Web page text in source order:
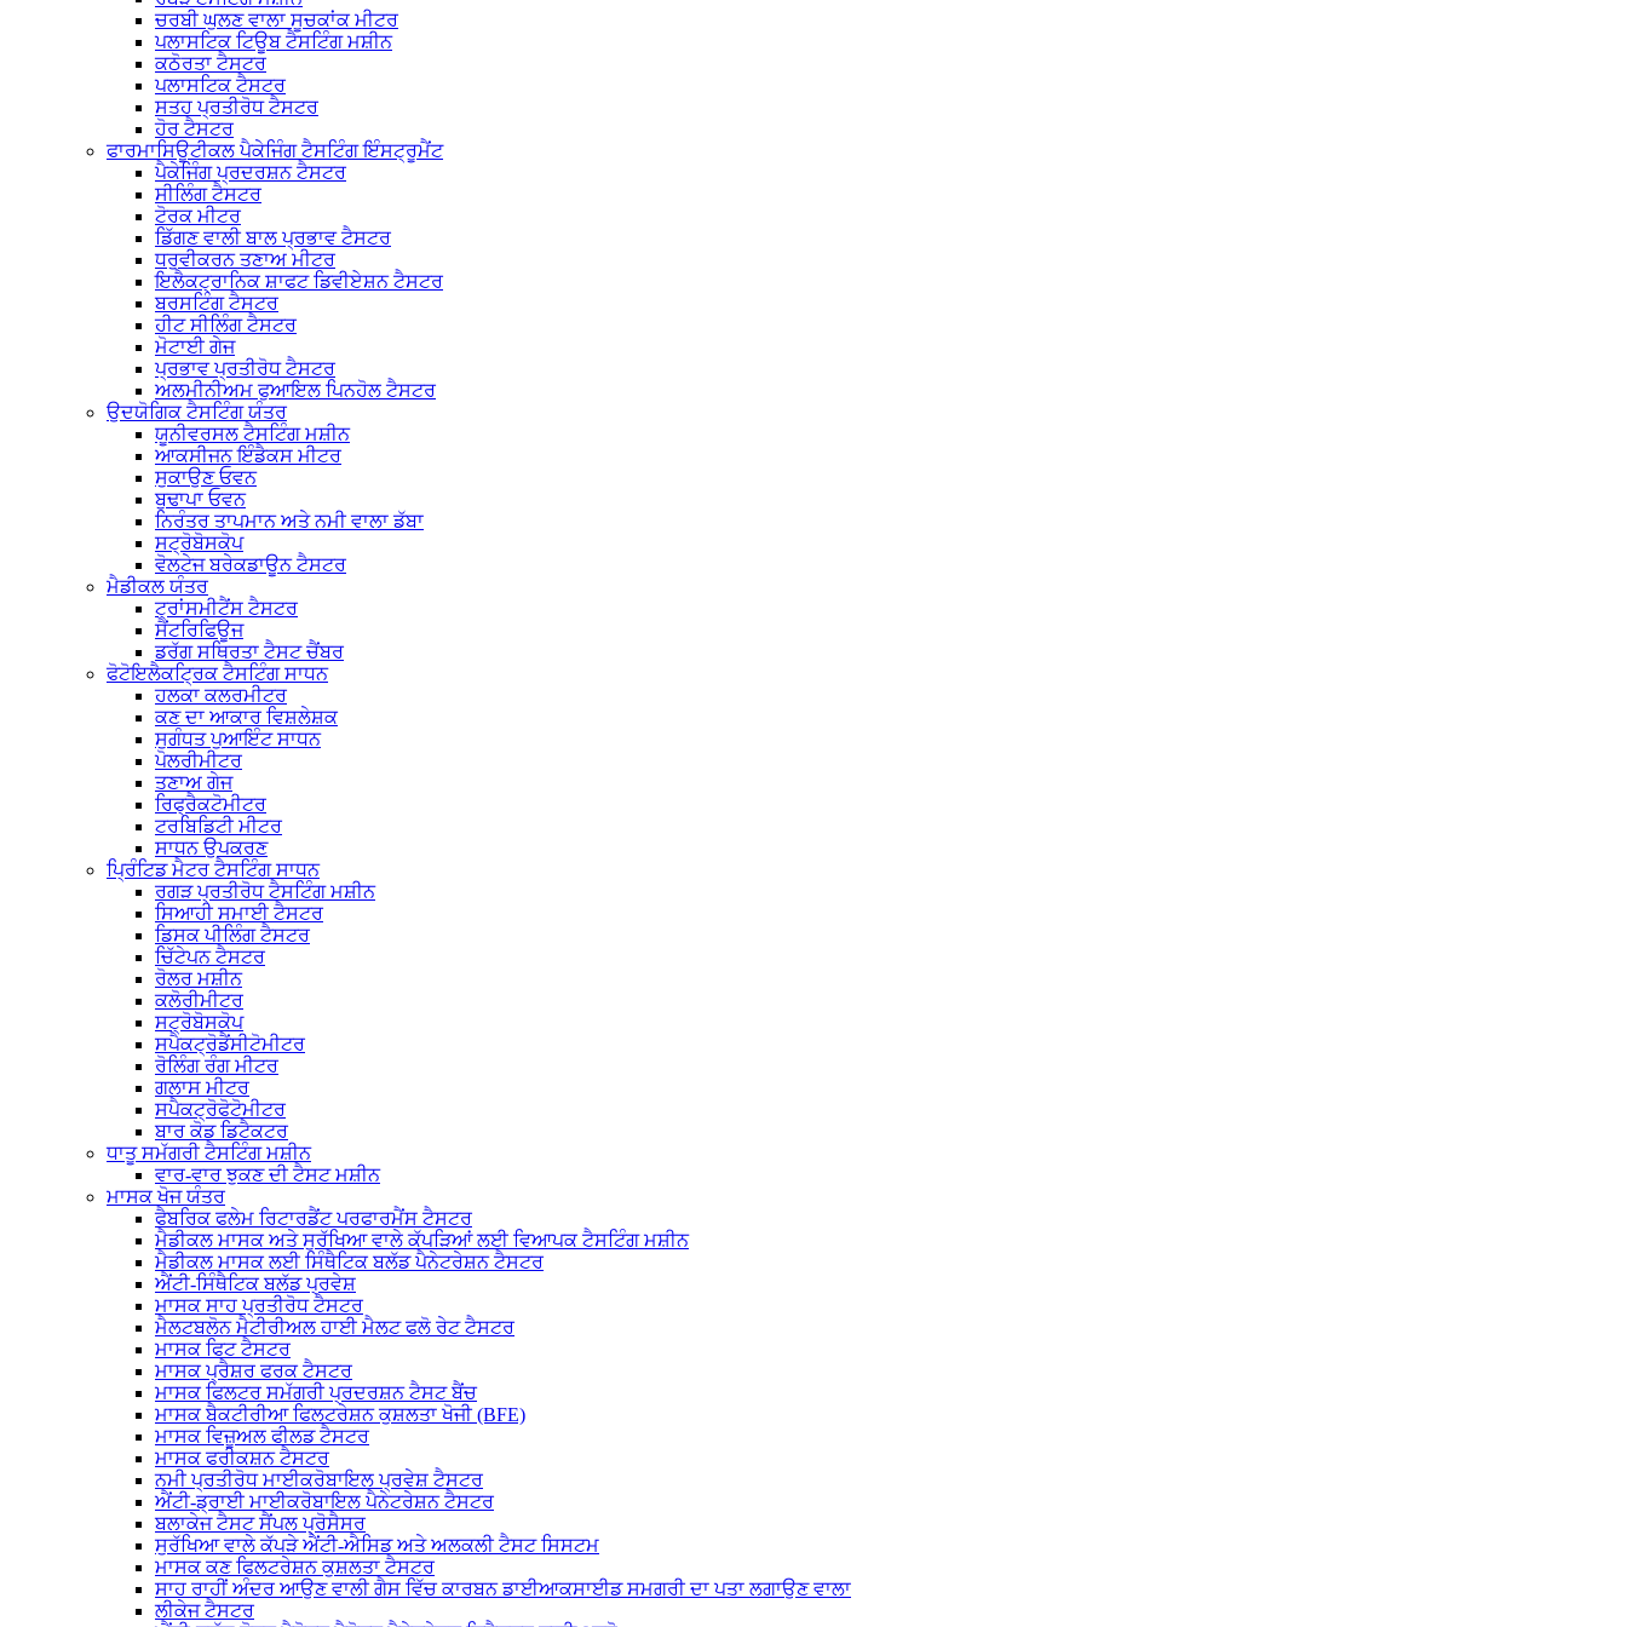
ਚਰਬੀ ਘੁਲਣ ਵਾਲਾ ਸੂਚਕਾਂਕ ਮੀਟਰ
ਪਲਾਸਟਿਕ ਟਿਊਬ ਟੈਸਟਿੰਗ ਮਸ਼ੀਨ
ਕਠੋਰਤਾ ਟੈਸਟਰ
ਪਲਾਸਟਿਕ ਟੈਸਟਰ
ਸਤਹ ਪ੍ਰਤੀਰੋਧ ਟੈਸਟਰ
ਹੋਰ ਟੈਸਟਰ
ਫਾਰਮਾਸਿਊਟੀਕਲ ਪੈਕੇਜਿੰਗ ਟੈਸਟਿੰਗ ਇੰਸਟ੍ਰੂਮੈਂਟ
ਪੈਕੇਜਿੰਗ ਪ੍ਰਦਰਸ਼ਨ ਟੈਸਟਰ
ਸੀਲਿੰਗ ਟੈਸਟਰ
ਟੋਰਕ ਮੀਟਰ
ਡਿੱਗਣ ਵਾਲੀ ਬਾਲ ਪ੍ਰਭਾਵ ਟੈਸਟਰ
ਧਰੁਵੀਕਰਨ ਤਣਾਅ ਮੀਟਰ
ਇਲੈਕਟ੍ਰਾਨਿਕ ਸ਼ਾਫਟ ਡਿਵੀਏਸ਼ਨ ਟੈਸਟਰ
ਬਰਸਟਿੰਗ ਟੈਸਟਰ
ਹੀਟ ਸੀਲਿੰਗ ਟੈਸਟਰ
ਮੋਟਾਈ ਗੇਜ
ਪ੍ਰਭਾਵ ਪ੍ਰਤੀਰੋਧ ਟੈਸਟਰ
ਅਲਮੀਨੀਅਮ ਫੁਆਇਲ ਪਿਨਹੋਲ ਟੈਸਟਰ
ਉਦਯੋਗਿਕ ਟੈਸਟਿੰਗ ਯੰਤਰ
ਯੂਨੀਵਰਸਲ ਟੈਸਟਿੰਗ ਮਸ਼ੀਨ
ਆਕਸੀਜਨ ਇੰਡੈਕਸ ਮੀਟਰ
ਸੁਕਾਉਣ ਓਵਨ
ਬੁਢਾਪਾ ਓਵਨ
ਨਿਰੰਤਰ ਤਾਪਮਾਨ ਅਤੇ ਨਮੀ ਵਾਲਾ ਡੱਬਾ
ਸਟ੍ਰੋਬੋਸਕੋਪ
ਵੋਲਟੇਜ ਬਰੇਕਡਾਊਨ ਟੈਸਟਰ
ਮੈਡੀਕਲ ਯੰਤਰ
ਟ੍ਰਾਂਸਮੀਟੈਂਸ ਟੈਸਟਰ
ਸੈਂਟਰਿਫਿਊਜ
ਡਰੱਗ ਸਥਿਰਤਾ ਟੈਸਟ ਚੈਂਬਰ
ਫੋਟੋਇਲੈਕਟ੍ਰਿਕ ਟੈਸਟਿੰਗ ਸਾਧਨ
ਹਲਕਾ ਕਲਰਮੀਟਰ
ਕਣ ਦਾ ਆਕਾਰ ਵਿਸ਼ਲੇਸ਼ਕ
ਸੁਗੰਧਤ ਪੁਆਇੰਟ ਸਾਧਨ
ਪੋਲਰੀਮੀਟਰ
ਤਣਾਅ ਗੇਜ
ਰਿਫ੍ਰੈਕਟੋਮੀਟਰ
ਟਰਬਿਡਿਟੀ ਮੀਟਰ
ਸਾਧਨ ਉਪਕਰਣ
ਪ੍ਰਿੰਟਿਡ ਮੈਟਰ ਟੈਸਟਿੰਗ ਸਾਧਨ
ਰਗੜ ਪ੍ਰਤੀਰੋਧ ਟੈਸਟਿੰਗ ਮਸ਼ੀਨ
ਸਿਆਹੀ ਸਮਾਈ ਟੈਸਟਰ
ਡਿਸਕ ਪੀਲਿੰਗ ਟੈਸਟਰ
ਚਿੱਟੇਪਨ ਟੈਸਟਰ
ਰੋਲਰ ਮਸ਼ੀਨ
ਕਲੋਰੀਮੀਟਰ
ਸਟ੍ਰੋਬੋਸਕੋਪ
ਸਪੈਕਟ੍ਰੋਡੈਂਸੀਟੋਮੀਟਰ
ਰੋਲਿੰਗ ਰੰਗ ਮੀਟਰ
ਗਲਾਸ ਮੀਟਰ
ਸਪੈਕਟ੍ਰੋਫੋਟੋਮੀਟਰ
ਬਾਰ ਕੋਡ ਡਿਟੈਕਟਰ
ਧਾਤੂ ਸਮੱਗਰੀ ਟੈਸਟਿੰਗ ਮਸ਼ੀਨ
ਵਾਰ-ਵਾਰ ਝੁਕਣ ਦੀ ਟੈਸਟ ਮਸ਼ੀਨ
ਮਾਸਕ ਖੋਜ ਯੰਤਰ
ਫੈਬਰਿਕ ਫਲੇਮ ਰਿਟਾਰਡੈਂਟ ਪਰਫਾਰਮੈਂਸ ਟੈਸਟਰ
ਮੈਡੀਕਲ ਮਾਸਕ ਅਤੇ ਸੁਰੱਖਿਆ ਵਾਲੇ ਕੱਪੜਿਆਂ ਲਈ ਵਿਆਪਕ ਟੈਸਟਿੰਗ ਮਸ਼ੀਨ
ਮੈਡੀਕਲ ਮਾਸਕ ਲਈ ਸਿੰਥੈਟਿਕ ਬਲੱਡ ਪੈਨੇਟਰੇਸ਼ਨ ਟੈਸਟਰ
ਐਂਟੀ-ਸਿੰਥੈਟਿਕ ਬਲੱਡ ਪ੍ਰਵੇਸ਼
ਮਾਸਕ ਸਾਹ ਪ੍ਰਤੀਰੋਧ ਟੈਸਟਰ
ਮੈਲਟਬਲੋਨ ਮੈਟੀਰੀਅਲ ਹਾਈ ਮੈਲਟ ਫਲੋ ਰੇਟ ਟੈਸਟਰ
ਮਾਸਕ ਫਿਟ ਟੈਸਟਰ
ਮਾਸਕ ਪ੍ਰੈਸ਼ਰ ਫਰਕ ਟੈਸਟਰ
ਮਾਸਕ ਫਿਲਟਰ ਸਮੱਗਰੀ ਪ੍ਰਦਰਸ਼ਨ ਟੈਸਟ ਬੈਂਚ
ਮਾਸਕ ਬੈਕਟੀਰੀਆ ਫਿਲਟਰੇਸ਼ਨ ਕੁਸ਼ਲਤਾ ਖੋਜੀ (BFE)
ਮਾਸਕ ਵਿਜ਼ੂਅਲ ਫੀਲਡ ਟੈਸਟਰ
ਮਾਸਕ ਫਰੀਕਸ਼ਨ ਟੈਸਟਰ
ਨਮੀ ਪ੍ਰਤੀਰੋਧ ਮਾਈਕਰੋਬਾਇਲ ਪ੍ਰਵੇਸ਼ ਟੈਸਟਰ
ਐਂਟੀ-ਡ੍ਰਾਈ ਮਾਈਕਰੋਬਾਇਲ ਪੈਨੇਟਰੇਸ਼ਨ ਟੈਸਟਰ
ਬਲਾਕੇਜ ਟੈਸਟ ਸੈਂਪਲ ਪ੍ਰੋਸੈਸਰ
ਸੁਰੱਖਿਆ ਵਾਲੇ ਕੱਪੜੇ ਐਂਟੀ-ਐਸਿਡ ਅਤੇ ਅਲਕਲੀ ਟੈਸਟ ਸਿਸਟਮ
ਮਾਸਕ ਕਣ ਫਿਲਟਰੇਸ਼ਨ ਕੁਸ਼ਲਤਾ ਟੈਸਟਰ
ਸਾਹ ਰਾਹੀਂ ਅੰਦਰ ਆਉਣ ਵਾਲੀ ਗੈਸ ਵਿੱਚ ਕਾਰਬਨ ਡਾਈਆਕਸਾਈਡ ਸਮਗਰੀ ਦਾ ਪਤਾ ਲਗਾਉਣ ਵਾਲਾ
ਲੀਕੇਜ ਟੈਸਟਰ